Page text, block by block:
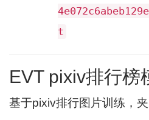
t
EVT pixiv排行榜
基于pixiv排行图片训练，